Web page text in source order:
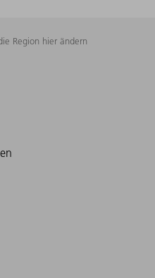
Region hier ändern